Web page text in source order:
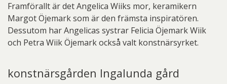
Framförallt är det Angelica Wiiks mor, keramikern
Margot Öjemark som är den främsta inspiratören.
Dessutom har Angelicas systrar Felicia Öjemark Wiik
och Petra Wiik Öjemark också valt konstnärsyrket.
konstnärsgården Ingalunda gård